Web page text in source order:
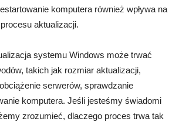
komputera również wpływa na
aktualizacji.
systemu Windows może trwać
takich jak rozmiar aktualizacji,
serwerów, sprawdzanie
komputera. Jeśli jesteśmy świadomi
zrozumieć, dlaczego proces trwa tak